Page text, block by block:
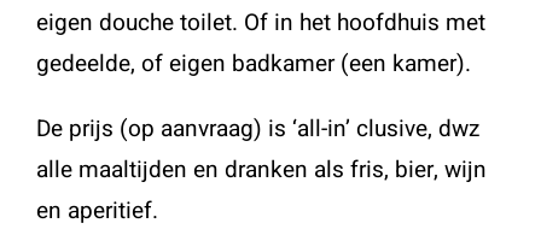
eigen douche toilet. Of in het hoofdhuis met
gedeelde, of eigen badkamer (een kamer).
De prijs (op aanvraag) is ‘all-in’ clusive, dwz
alle maaltijden en dranken als fris, bier, wijn
en aperitief.